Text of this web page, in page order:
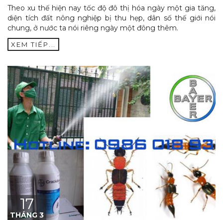
Theo xu thế hiện nay tốc độ đô thị hóa ngày một gia tăng,
diện tích đất nông nghiệp bị thu hẹp, dân số thế giới nói
chung, ở nước ta nói riêng ngày một đông thêm.
XEM TIẾP...
17
THÁNG 3